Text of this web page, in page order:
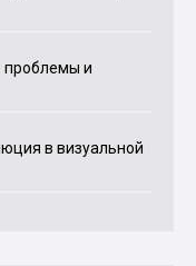
проблемы и
в визуальной